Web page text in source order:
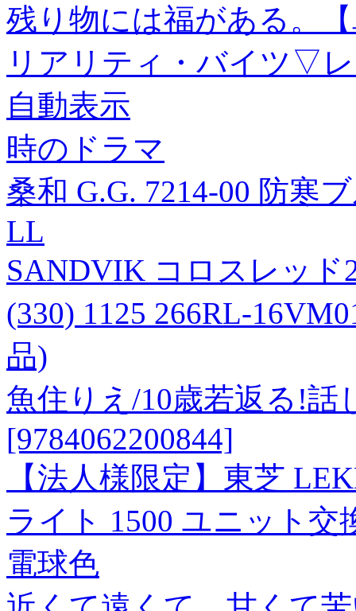
残り物には福がある。
リアリティ・バイツ▽
自動表示
時のドラマ
桑和 G.G. 7214-00 防寒
LL
SANDVIK コロスレッド
(330) 1125 266RL-
品)
魚住りえ/10歳若返る!話
[9784062200844]
【法人様限定】東芝
ライト 1500 ユニット交
電球色